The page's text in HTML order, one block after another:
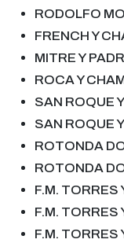
RODOLFO
FRENCH Y
MITRE Y
ROCA Y
SAN ROQUE
SAN ROQUE
ROTONDA
ROTONDA
F.M. TORRES
F.M. TORRES
F.M. TORRES